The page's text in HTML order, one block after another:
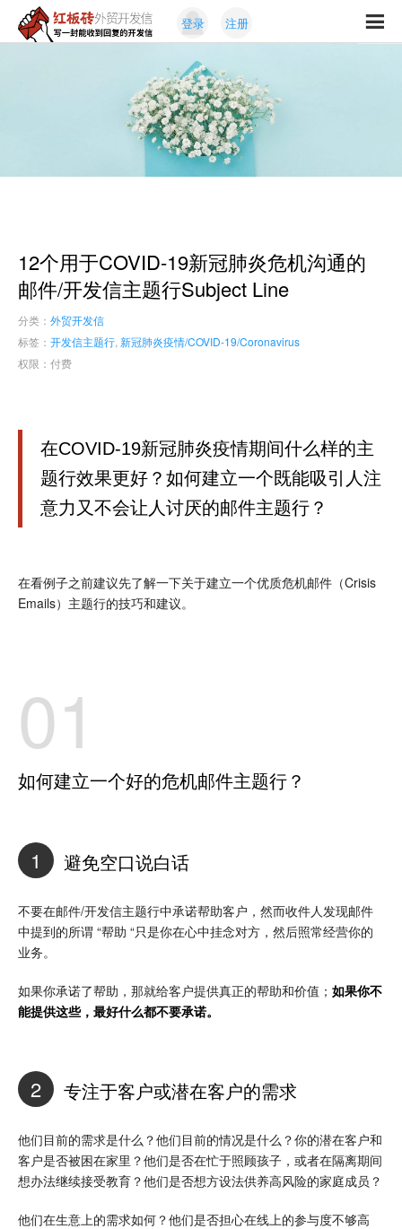
红
信
回
发
信
登录 注册
12个用于COVID-19新冠肺炎危机沟通的
邮件/开发信主题行Subject Line
分类： 外贸开发信
标签： 开发信主题行 新冠肺炎疫情/COVID-19/Coronavirus
权限：付费
在COVID-19新冠肺炎疫情期间什么样的主
题行效果更好？如何建立一个既能吸引人注
意力又不会让人讨厌的邮件主题行？
在看例子之前建议先了解一下关于建立一个优质危机邮件（Crisis
Emails）主题行的技巧和建议。
01
如何建立一个好的危机邮件主题行？
1 避免空口说白话
不要在邮件/开发信主题行中承诺帮助客户，然而收件人发现邮件
中提到的所谓 “帮助 “只是你在心中挂念对方，然后照常经营你的
业务。
如果你承诺了帮助，那就给客户提供真正的帮助和价值； 如果你不
能提供这些，最好什么都不要承诺。
2 专注于客户或潜在客户的需求
他们目前的需求是什么？他们目前的情况是什么？你的潜在客户和
客户是否被困在家里？他们是否在忙于照顾孩子，或者在隔离期间
想办法继续接受教育？他们是否想方设法供养高风险的家庭成员？
他们在生意上的需求如何？他们是否担心在线上的参与度不够高